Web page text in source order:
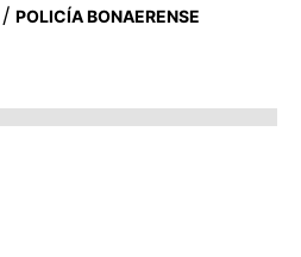
/ POLICÍA BONAERENSE